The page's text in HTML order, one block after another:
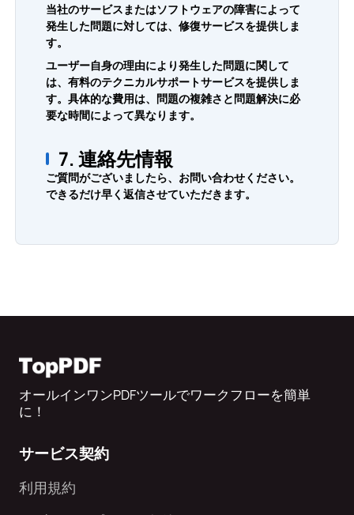
当社のサービスまたはソフトウェアの障害によって
発生した問題に対しては、修復サービスを提供しま
す。
ユーザー自身の理由により発生した問題に関して
は、有料のテクニカルサポートサービスを提供しま
す。具体的な費用は、問題の複雑さと問題解決に必
要な時間によって異なります。
7. 連絡先情報
ご質問がございましたら、お問い合わせください。
できるだけ早く返信させていただきます。
オールインワンPDFツールでワークフローを簡単
に！
サービス契約
利用規約